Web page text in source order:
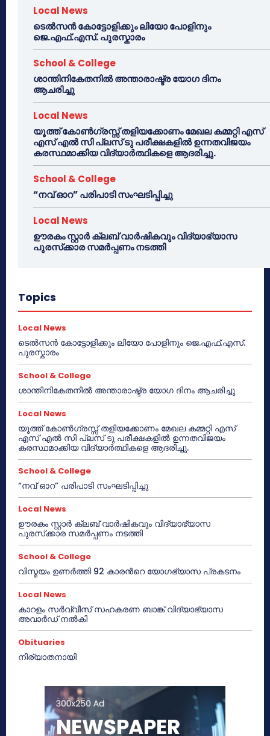
Local News
ടെൽസൻ കോട്ടോളിക്കും ലിയോ പോളിനും
ജെ.എഫ്.എസ്. പുരസ്കാരം
School & College
ശാന്തിനികേതനിൽ അന്താരാഷ്ട്ര യോഗ ദിനം
ആചരിച്ചു
Local News
യൂത്ത് കോൺഗ്രസ്സ് തളിയക്കോണം മേഖല കമ്മറ്റി എസ്
എസ് എൽ സി പ്ലസ് ടു പരീക്ഷകളിൽ ഉന്നതവിജയം
കരസ്ഥമാക്കിയ വിദ്യാർത്ഥികളെ ആദരിച്ചു.
School & College
“നവ് ഓറ” പരിപാടി സംഘടിപ്പിച്ചു
Local News
ഊരകം സ്റ്റാർ ക്ലബ് വാർഷികവും വിദ്യാഭ്യാസ
പുരസ്‌ക്കാര സമർപ്പണം നടത്തി
Topics
Local News
ടെൽസൻ കോട്ടോളിക്കും ലിയോ പോളിനും ജെ.എഫ്.എസ്.
പുരസ്കാരം
School & College
ശാന്തിനികേതനിൽ അന്താരാഷ്ട്ര യോഗ ദിനം ആചരിച്ചു
Local News
യൂത്ത് കോൺഗ്രസ്സ് തളിയക്കോണം മേഖല കമ്മറ്റി എസ്
എസ് എൽ സി പ്ലസ് ടു പരീക്ഷകളിൽ ഉന്നതവിജയം
കരസ്ഥമാക്കിയ വിദ്യാർത്ഥികളെ ആദരിച്ചു.
School & College
“നവ് ഓറ” പരിപാടി സംഘടിപ്പിച്ചു
Local News
ഊരകം സ്റ്റാർ ക്ലബ് വാർഷികവും വിദ്യാഭ്യാസ
പുരസ്‌ക്കാര സമർപ്പണം നടത്തി
School & College
വിസ്മയം ഉണർത്തി 92 കാരൻറെ യോഗഭ്യാസ പ്രകടനം
Local News
കാറളം സർവ്വീസ് സഹകരണ ബാങ്ക് വിദ്യാഭ്യാസ
അവാർഡ് നൽകി
Obituaries
നിര്യാതനായി